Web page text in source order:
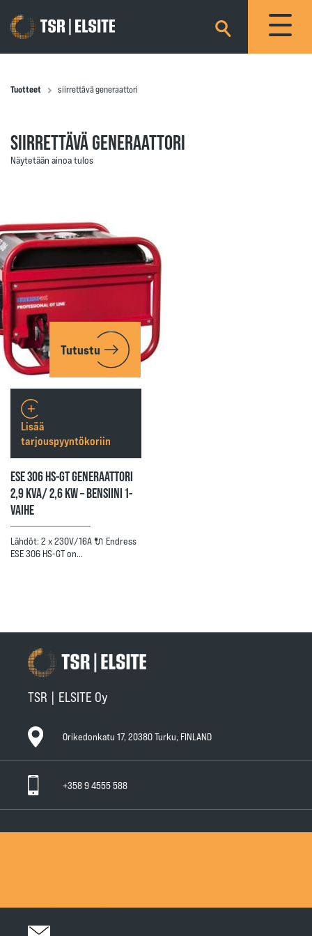
×
Tuotteet siirrettävä generaattori
SIIRRETTÄVÄ GENERAATTORI
Näytetään ainoa tulos
Tutustu
ESE 306 HS-GT GENERAATTORI
2,9 KVA/ 2,6 KW – BENSIINI 1-
VAIHE
Lähdöt: 2 x 230V/16A 🔌 Endress
ESE 306 HS-GT on…
Lisää
tarjouspyyntökoriin
TSR | ELSITE Oy
Orikedonkatu 17, 20380 Turku, FINLAND
+358 9 4555 588